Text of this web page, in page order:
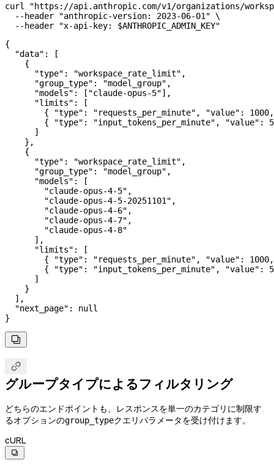
curl
"https://api.anthropic.com/v1/organizations/
  --header
"anthropic-version: 2023-06-01" \
  --header
"x-api-key: $ANTHROPIC_ADMIN_KEY"
{
  "data"
: [
    {
      "type"
: "workspace_rate_limit" ,
      "group_type"
: "model_group" ,
      "models"
: [ "claude-opus-5"],
      "limits"
: [
        {
"type" : "requests_per_minute" , "value" : 1000
        {
"type" : "input_tokens_per_minute" , "value" :
      ]
    },
    {
      "type"
: "workspace_rate_limit" ,
      "group_type"
: "model_group" ,
      "models"
: [
        "claude-opus-4-5"
,
        "claude-opus-4-5-20251101"
,
        "claude-opus-4-6"
,
        "claude-opus-4-7"
,
        "claude-opus-4-8"
      ],
      "limits"
: [
        {
"type" : "requests_per_minute" , "value" : 1000
        {
"type" : "input_tokens_per_minute" , "value" :
      ]
    }
  ],
  "next_page"
: null
}


グループタイプによるフィルタリング
どちらのエンドポイントも、レスポンスを単一のカテゴリに制限す
るオプションのgroup_typeクエリパラメータを受け付けます。
cURL
